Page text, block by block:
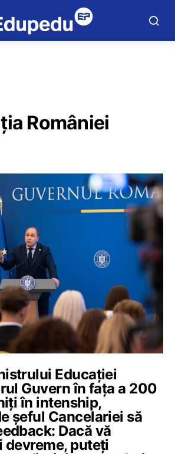
României
Educației
Guvern în fața a 200
în intenship,
șeful Cancelariei să
Dacă vă
devreme, puteți